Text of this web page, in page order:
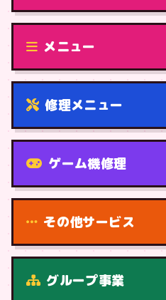
修理（機種から）
メニュー
修理メニュー
機種から
ゲーム機修理
その他サービス
グループ事業